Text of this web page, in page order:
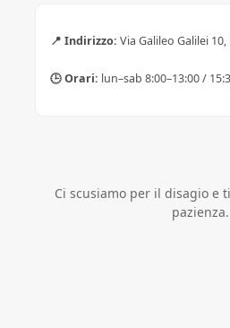
📍 Indirizzo: Via Galileo Galilei
🕒 Orari: lun–sab 8:00–13:00 /
Ci scusiamo per il disagio e
pazienza.